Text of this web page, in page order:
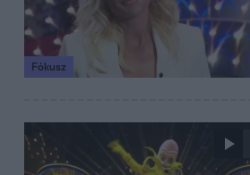
Fókusz